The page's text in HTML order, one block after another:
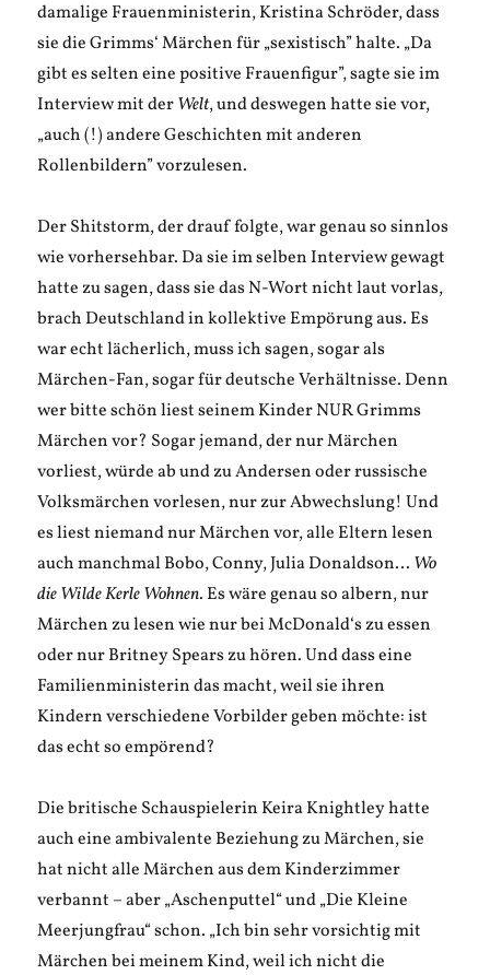
damalige Frauenministerin, Kristina Schröder, dass
sie die Grimms‘ Märchen für „sexistisch” halte. „Da
gibt es selten eine positive Frauenfigur”, sagte sie im
Interview mit derWelt, und deswegen hatte sie vor,
„auch (!) andere Geschichten mit anderen
Rollenbildern” vorzulesen.
Der Shitstorm, der drauf folgte, war genau so sinnlos
wie vorhersehbar. Da sie im selben Interview gewagt
hatte zu sagen, dass sie das N-Wort nicht laut vorlas,
brach Deutschland in kollektive Empörung aus. Es
war echt lächerlich, muss ich sagen, sogar als
Märchen-Fan, sogar für deutsche Verhältnisse. Denn
wer bitte schön liest seinem Kinder NUR Grimms
Märchen vor? Sogar jemand, der nur Märchen
vorliest, würde ab und zu Andersen oder russische
Volksmärchen vorlesen, nur zur Abwechslung! Und
es liest niemand nur Märchen vor, alle Eltern lesen
auch manchmal Bobo, Conny, Julia Donaldson… Wo
die Wilde Kerle Wohnen. Es wäre genau so albern, nur
Märchen zu lesen wie nur bei McDonald‘s zu essen
oder nur Britney Spears zu hören. Und dass eine
Familienministerin das macht, weil sie ihren
Kindern verschiedene Vorbilder geben möchte: ist
das echt so empörend?
Die britische Schauspielerin Keira Knightley hatte
auch eine ambivalente Beziehung zu Märchen, sie
hat nicht alle Märchen aus dem Kinderzimmer
verbannt – aber „Aschenputtel“ und „Die Kleine
Meerjungfrau“ schon. „Ich bin sehr vorsichtig mit
Märchen bei meinem Kind, weil ich nicht die